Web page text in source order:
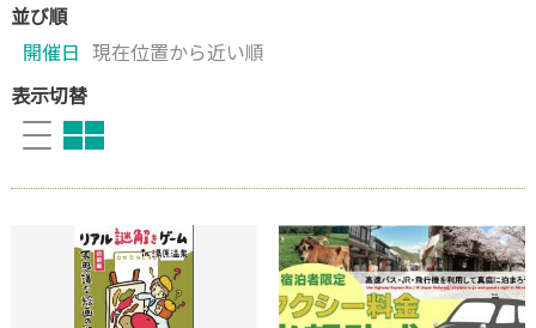
並び順
開催日 現在位置から近い順
表示切替